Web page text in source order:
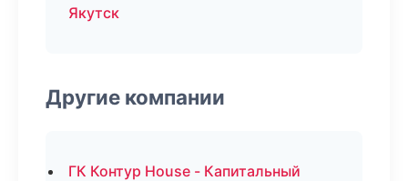
Якутск
Другие компании
ГК Контур House - Капитальный